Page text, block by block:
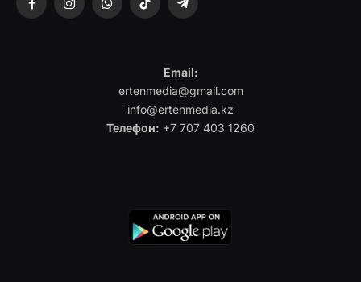
FacebookInstagramWhatsAppTikTok Telegram
Email:
ertenmedia@gmail.com
info@ertenmedia.kz
Телефон: +7 707 403 1260